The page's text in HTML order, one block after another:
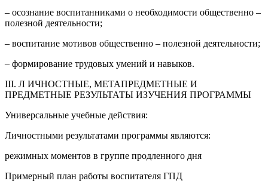
– осознание воспитанниками о необходимости общественно –
полезной деятельности;
– воспитание мотивов общественно – полезной деятельности;
– формирование трудовых умений и навыков.
III. Л ИЧНОСТНЫЕ, МЕТАПРЕДМЕТНЫЕ И
ПРЕДМЕТНЫЕ РЕЗУЛЬТАТЫ ИЗУЧЕНИЯ ПРОГРАММЫ
Универсальные учебные действия:
Личностными результатами программы являются:
режимных моментов в группе продленного дня
Примерный план работы воспитателя ГПД